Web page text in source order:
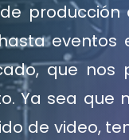
de
eventos
que nos
Ya sea que
de video,